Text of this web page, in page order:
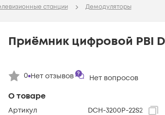
Возврат товара
Техническая
Конфигураторы
станции Демодуляторы
О товаре
Артикул
DCH-3200P-22S2
Приёмник цифровой PBI
0 Нет отзывов Нет вопросов